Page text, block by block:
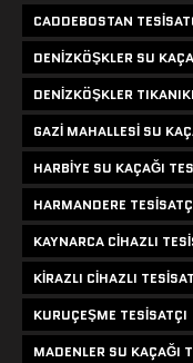
CADDEBOSTAN
DENIZKÖŞKLER SU
DENIZKÖŞKLER
GAZI MAHALLESI SU
HARBIYE SU KAÇAĞI
HARMANDERE
KAYNARCA CIHAZLI
KIRAZLI CIHAZLI
KURUÇEŞME TESISATÇI
MADENLER SU KAÇAĞI